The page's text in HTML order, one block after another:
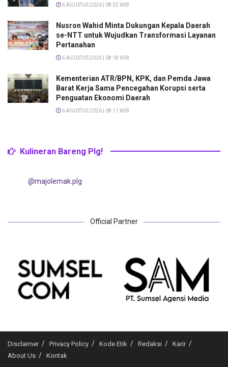
6 AGUSTUS 2026 | 08:32 WIB
Nusron Wahid Minta Dukungan Kepala Daerah
se-NTT untuk Wujudkan Transformasi Layanan
Pertanahan
6 AGUSTUS 2026 | 08:18 WIB
Kementerian ATR/BPN, KPK, dan Pemda Jawa
Barat Kerja Sama Pencegahan Korupsi serta
Penguatan Ekonomi Daerah
6 AGUSTUS 2026 | 08:11 WIB
Kulineran Bareng Plg!
@majolemak.plg
Official Partner
Disclaimer Privacy Policy Kode Etik Redaksi
Karir
About Us
Kontak